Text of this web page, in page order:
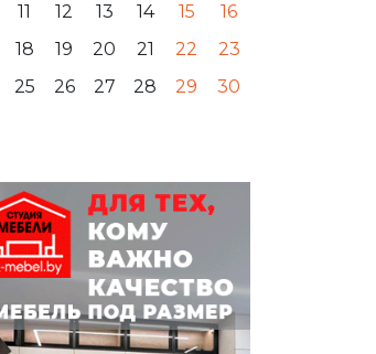
11 12 13 14 15
16
18 19 20 21 22
23
25 26 27 28 29
30